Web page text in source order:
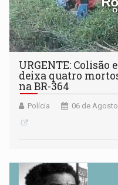
URGENTE:
deixa quatro
na BR-364
Polícia 06 de